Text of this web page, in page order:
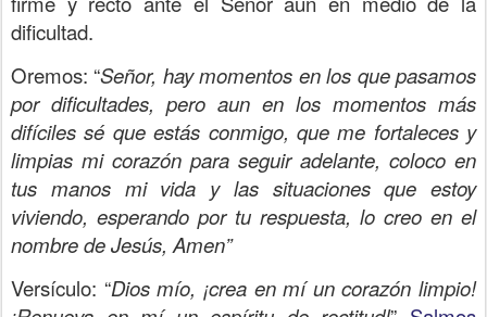
dificultad.
Oremos: “Señor, hay momentos en los que pasamos
por dificultades, pero aun en los momentos más
difíciles sé que estás conmigo, que me fortaleces y
limpias mi corazón para seguir adelante, coloco en
tus manos mi vida y las situaciones que estoy
viviendo, esperando por tu respuesta, lo creo en el
nombre de Jesús, Amen”
Versículo: “Dios mío, ¡crea en mí un corazón limpio!